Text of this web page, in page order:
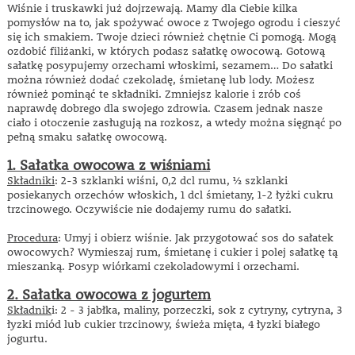
Wiśnie i truskawki już dojrzewają. Mamy dla Ciebie kilka
pomysłów na to, jak spożywać owoce z Twojego ogrodu i cieszyć
się ich smakiem. Twoje dzieci również chętnie Ci pomogą. Mogą
ozdobić filiżanki, w których podasz sałatkę owocową. Gotową
sałatkę posypujemy orzechami włoskimi, sezamem… Do sałatki
można również dodać czekoladę, śmietanę lub lody. Możesz
również pominąć te składniki. Zmniejsz kalorie i zrób coś
naprawdę dobrego dla swojego zdrowia. Czasem jednak nasze
ciało i otoczenie zasługują na rozkosz, a wtedy można sięgnąć po
pełną smaku sałatkę owocową.
1. Sałatka owocowa z wiśniami
Składniki: 2-3 szklanki wiśni, 0,2 dcl rumu, ½ szklanki
posiekanych orzechów włoskich, 1 dcl śmietany, 1-2 łyżki cukru
trzcinowego. Oczywiście nie dodajemy rumu do sałatki.
Procedura: Umyj i obierz wiśnie. Jak przygotować sos do sałatek
owocowych? Wymieszaj rum, śmietanę i cukier i polej sałatkę tą
mieszanką. Posyp wiórkami czekoladowymi i orzechami.
2. Sałatka owocowa z jogurtem
Składniki: 2 - 3 jabłka, maliny, porzeczki, sok z cytryny, cytryna, 3
łyzki miód lub cukier trzcinowy, świeża mięta, 4 łyzki białego
jogurtu.